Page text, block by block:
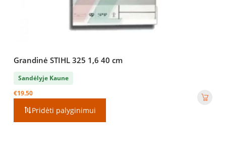
Grandinė STIHL 325 1,6 40 cm
Sandėlyje Kaune
€19.50
Pridėti palyginimui